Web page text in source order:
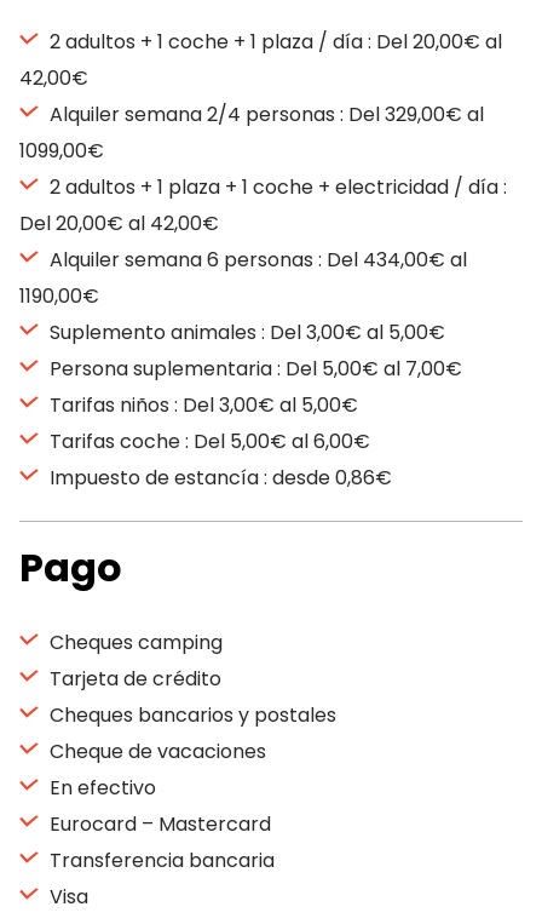
2 adultos + 1 coche + 1 plaza / día : Del 20,00€ al
42,00€
Alquiler semana 2/4 personas : Del 329,00€ al
1099,00€
2 adultos + 1 plaza + 1 coche + electricidad / día :
Del 20,00€ al 42,00€
Alquiler semana 6 personas : Del 434,00€ al
1190,00€
Suplemento animales : Del 3,00€ al 5,00€
Persona suplementaria : Del 5,00€ al 7,00€
Tarifas niños : Del 3,00€ al 5,00€
Tarifas coche : Del 5,00€ al 6,00€
Impuesto de estancía : desde 0,86€
Pago
Cheques camping
Tarjeta de crédito
Cheques bancarios y postales
Cheque de vacaciones
En efectivo
Eurocard – Mastercard
Transferencia bancaria
Visa